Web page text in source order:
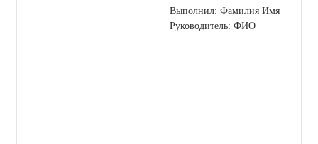
Выполнил: Фамилия Имя
Руководитель: ФИО